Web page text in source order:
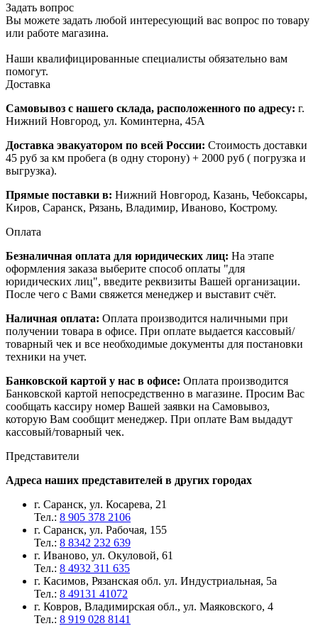
Задать вопрос
Вы можете задать любой интересующий вас вопрос по товару
или работе магазина.
Наши квалифицированные специалисты обязательно вам
помогут.
Доставка
Самовывоз с нашего склада, расположенного по адресу: г.
Нижний Новгород, ул. Коминтерна, 45А
Доставка эвакуатором по всей России: Стоимость доставки
45 руб за км пробега (в одну сторону) + 2000 руб ( погрузка и
выгрузка).
Прямые поставки в: Нижний Новгород, Казань, Чебоксары,
Киров, Саранск, Рязань, Владимир, Иваново, Кострому.
Оплата
Безналичная оплата для юридических лиц: На этапе
оформления заказа выберите способ оплаты "для
юридических лиц", введите реквизиты Вашей организации.
После чего с Вами свяжется менеджер и выставит счёт.
Наличная оплата: Оплата производится наличными при
получении товара в офисе. При оплате выдается кассовый/
товарный чек и все необходимые документы для постановки
техники на учет.
Банковской картой у нас в офисе: Оплата производится
Банковской картой непосредственно в магазине. Просим Вас
сообщать кассиру номер Вашей заявки на Самовывоз,
которую Вам сообщит менеджер. При оплате Вам выдадут
кассовый/товарный чек.
Представители
Адреса наших представителей в других городах
г. Саранск, ул. Косарева, 21
Тел.: 8 905 378 2106
г. Саранск, ул. Рабочая, 155
Тел.: 8 8342 232 639
г. Иваново, ул. Окуловой, 61
Тел.: 8 4932 311 635
г. Касимов, Рязанская обл. ул. Индустриальная, 5а
Тел.: 8 49131 41072
г. Ковров, Владимирская обл., ул. Маяковского, 4
Тел.: 8 919 028 8141